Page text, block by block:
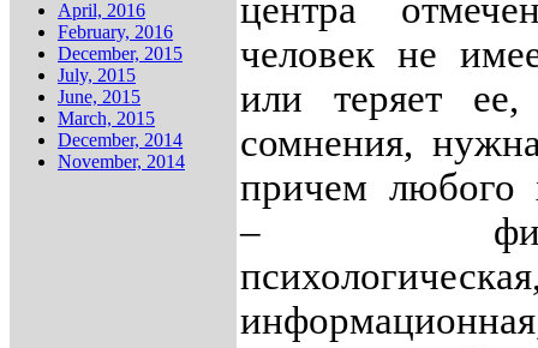
April, 2016
February, 2016
December, 2015
July, 2015
June, 2015
March, 2015
December, 2014
November, 2014
центра
человек не
или теряет
сомнения,
причем любого
–